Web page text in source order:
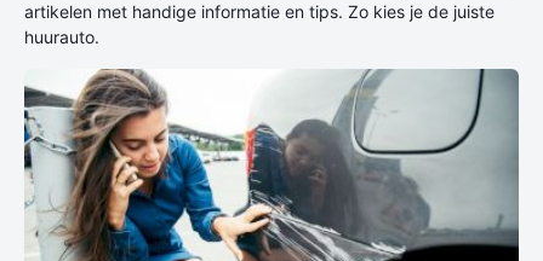
artikelen met handige informatie en tips. Zo kies je de juiste
huurauto.